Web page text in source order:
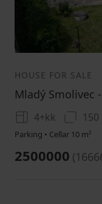
HOUSE FOR SALE
Mladý Smolivec
4+kk 150
Parking • Cellar 10 m²
2500000 (